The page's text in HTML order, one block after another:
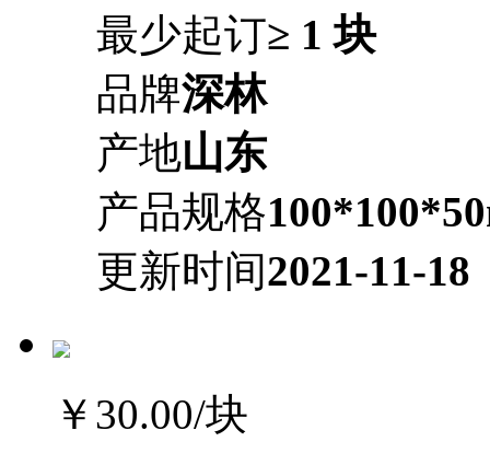
最少起订≥ 1 块
品牌深林
产地山东
产品规格
更新时间2021-11-18
￥30.00/块